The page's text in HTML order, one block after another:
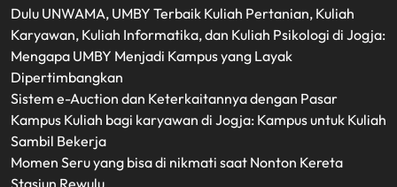
Dulu UNWAMA, UMBY Terbaik Kuliah Pertanian, Kuliah
Karyawan, Kuliah Informatika, dan Kuliah Psikologi di Jogja:
Mengapa UMBY Menjadi Kampus yang Layak
Dipertimbangkan
Sistem e-Auction dan Keterkaitannya dengan Pasar
Kampus Kuliah bagi karyawan di Jogja: Kampus untuk Kuliah
Sambil Bekerja
Momen Seru yang bisa di nikmati saat Nonton Kereta
Stasiun Rewulu